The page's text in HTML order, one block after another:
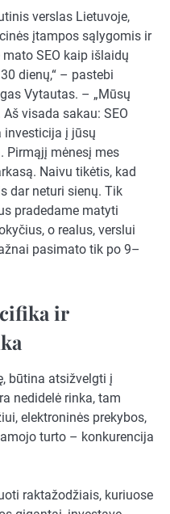
verslas Lietuvoje,
įtampos sąlygomis ir
SEO kaip išlaidų
dienų,“ – pastebi
Vytautas. – „Mūsų
visada sakau: SEO
investicija į jūsų
Pirmąjį mėnesį mes
Naivu tikėtis, kad
dar neturi sienų. Tik
pradedame matyti
o realus, verslui
pasimato tik po 9–
ir
būtina atsižvelgti į
nedidelė rinka, tam
elektroninės prekybos,
turto – konkurencija
raktažodžiais, kuriuose